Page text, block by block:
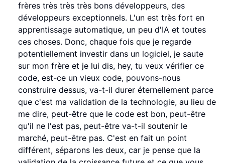
frères très très très bons développeurs, des
développeurs exceptionnels. L'un est très fort en
apprentissage automatique, un peu d'IA et toutes
ces choses. Donc, chaque fois que je regarde
potentiellement investir dans un logiciel, je saute
sur mon frère et je lui dis, hey, tu veux vérifier ce
code, est-ce un vieux code, pouvons-nous
construire dessus, va-t-il durer éternellement parce
que c'est ma validation de la technologie, au lieu de
me dire, peut-être que le code est bon, peut-être
qu'il ne l'est pas, peut-être va-t-il soutenir le
marché, peut-être pas. C'est en fait un point
différent, séparons les deux, car je pense que la